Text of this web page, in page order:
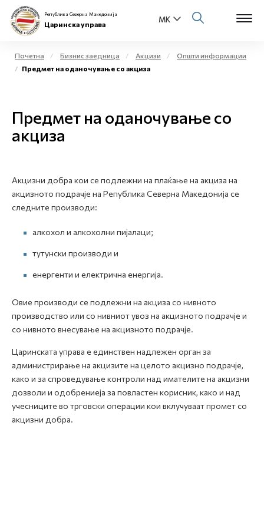
Физички лица
Бизнис заедница
Open
Контакт
Република Северна Македонија
Царинска управа
Почетна Бизнис заедница Акцизи
Општи информации
Предмет на оданочување со акциза
Предмет на оданочување со
акциза
Акцизни добра кои се подлежни на плаќање на акцизa на
акцизното подрачје на Република Северна Македонија се
следните производи:
алкохол и алкохолни пијалaци;
тутунски производи и
енергенти и електрична енергија.
Овие производи се подлежни на акциза со нивното
производство или со нивниот увоз на акцизното подрачје и
со нивното внесување на акцизното подрачје.
Царинската управа е единствен надлежен орган за
администрирање на акцизите на целото акцизно подрачје,
како и за спроведување контроли над имателите на акцизни
дозволи и одобрениеја за повластен корисник, како и над
учесниците во трговски операции кои вклучуваат промет со
акцизни добра.